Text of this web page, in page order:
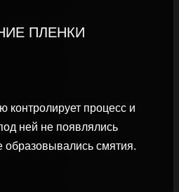
ПЛЕНКИ
контролирует процесс и
ней не появлялись
образовывались смятия.